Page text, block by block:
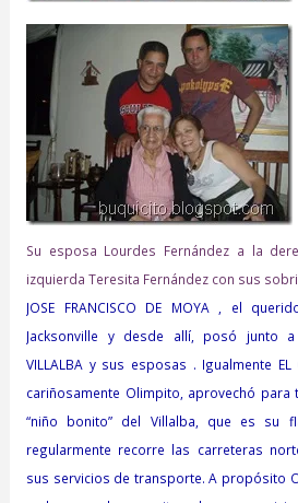
Su esposa Lourdes Fernández a la
izquierda Teresita Fernández con sus
JOSE FRANCISCO DE MOYA , el
Jacksonville y desde allí, posó junto a
VILLALBA y sus esposas . Igualmente
cariñosamente Olimpito, aprovechó
“niño bonito” del Villalba, que es su
regularmente recorre las carreteras
sus servicios de transporte. A propósito